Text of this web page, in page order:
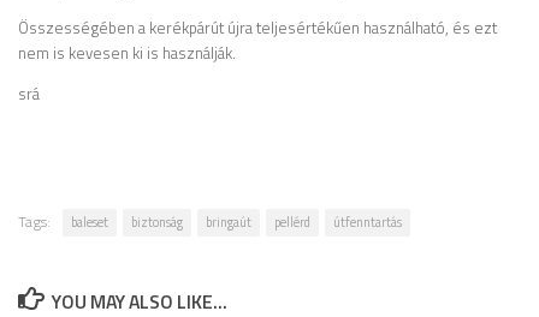
Összességében a kerékpárút újra teljesértékűen használható, és ezt
nem is kevesen ki is használják.
srá
Tags: baleset biztonság bringaút pellérd útfenntartás
YOU MAY ALSO LIKE...